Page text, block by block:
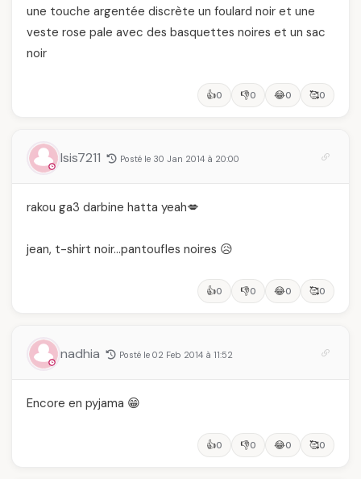
une touche argentée discrète un foulard noir et une
veste rose pale avec des basquettes noires et un sac
noir
👍0 👎0 😂0 🥰0
Isis7211 Posté le 30 Jan 2014 à 20:00
rakou ga3 darbine hatta yeah💋
jean, t-shirt noir…pantoufles noires 😥
👍0 👎0 😂0 🥰0
nadhia Posté le 02 Feb 2014 à 11:52
Encore en pyjama 😁
👍0 👎0 😂0 🥰0